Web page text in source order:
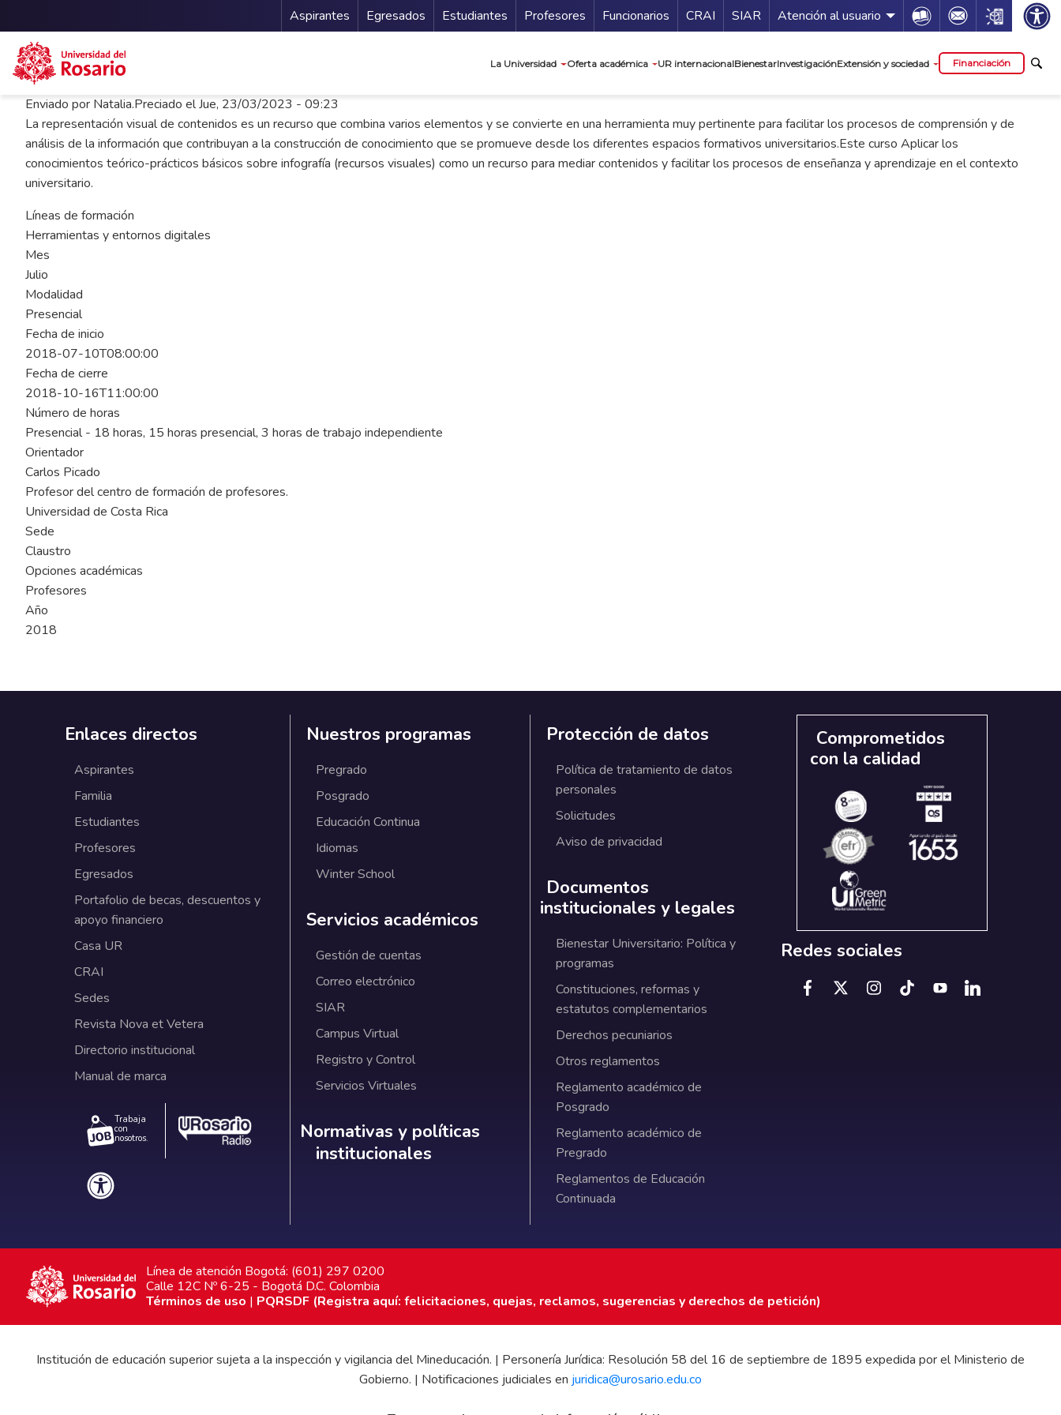
Pasar al contenido principal
Menu Secundario
Aspirantes Egresados Estudiantes Profesores Funcionarios Guía de servicios
CRAI SIAR Atención al usuario Icon Icon Icon
La Universidad Oferta académica UR internacionalBienestarInvestigaciónExtensión y sociedad Financiación
Enviado por Natalia.Preciado elJue, 23/03/2023 - 09:23
La representación visual de contenidos es un recurso que combina varios elementos y se convierte en una herramienta muy pertinente para facilitar los procesos de comprensión y de
análisis de la información que contribuyan a la construcción de conocimiento que se promueve desde los diferentes espacios formativos universitarios.Este curso Aplicar los
conocimientos teórico-prácticos básicos sobre infografía (recursos visuales) como un recurso para mediar contenidos y facilitar los procesos de enseñanza y aprendizaje en el contexto
universitario.
Líneas de formación
Herramientas y entornos digitales
Mes
Julio
Modalidad
Presencial
Fecha de inicio
2018-07-10T08:00:00
Fecha de cierre
2018-10-16T11:00:00
Número de horas
Presencial - 18 horas, 15 horas presencial, 3 horas de trabajo independiente
Orientador
Carlos Picado
Profesor del centro de formación de profesores.
Universidad de Costa Rica
Sede
Claustro
Opciones académicas
Profesores
Año
2018
Enlaces directos
Aspirantes
Familia
Estudiantes
Profesores
Egresados
Portafolio de becas, descuentos y
apoyo financiero
Casa UR
CRAI
Sedes
Revista Nova et Vetera
Directorio institucional
Manual de marca
Trabaja
con
nosotros.
Nuestros programas
Pregrado
Posgrado
Educación Continua
Idiomas
Winter School
Servicios académicos
Gestión de cuentas
Correo electrónico
SIAR
Campus Virtual
Registro y Control
Servicios Virtuales
Normativas y políticas institucionales
Normativas y políticas
institucionales
Protección de datos
Política de tratamiento de datos
personales
Solicitudes
Aviso de privacidad
Documentos
institucionales y legales
Bienestar Universitario: Política y
programas
Constituciones, reformas y
estatutos complementarios
Derechos pecuniarios
Otros reglamentos
Reglamento académico de
Posgrado
Reglamento académico de
Pregrado
Reglamentos de Educación
Continuada
Comprometidos
con la calidad
Redes sociales
Línea de atención Bogotá: (601) 297 0200
Calle 12C Nº 6-25 - Bogotá D.C. Colombia
Términos de uso | PQRSDF (Registra aquí: felicitaciones, quejas, reclamos, sugerencias y derechos de petición)
Institución de educación superior sujeta a la inspección y vigilancia del Mineducación. | Personería Jurídica: Resolución 58 del 16 de septiembre de 1895 expedida por el Ministerio de
Gobierno. | Notificaciones judiciales en juridica@urosario.edu.co